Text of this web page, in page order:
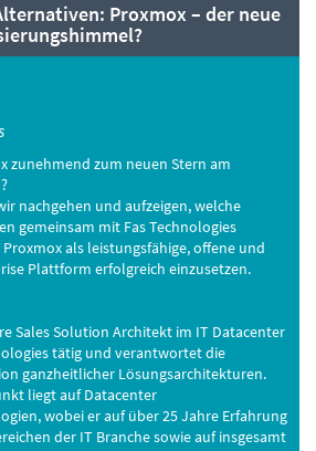
Proxmox – der neue
zunehmend zum neuen Stern am
nachgehen und aufzeigen, welche
gemeinsam mit Fas Technologies
als leistungsfähige, offene und
Plattform erfolgreich einzusetzen.
Sales Solution Architekt im IT Datacenter
tätig und verantwortet die
ganzheitlicher Lösungsarchitekturen.
liegt auf Datacenter
wobei er auf über 25 Jahre Erfahrung
der IT Branche sowie auf insgesamt